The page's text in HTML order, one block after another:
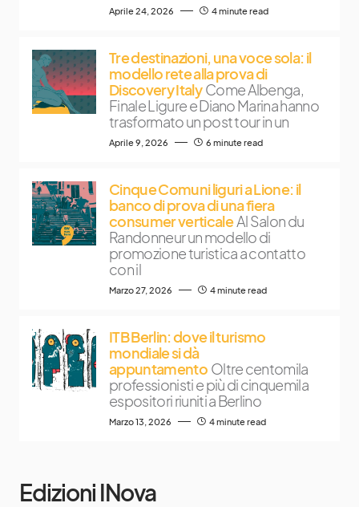
Aprile 24, 2026 4 minute read
Tre destinazioni, una voce sola: il
modello rete alla prova di
Discovery Italy Come Albenga,
Finale Ligure e Diano Marina hanno
trasformato un post tour in un
Aprile 9, 2026 6 minute read
Cinque Comuni liguri a Lione: il
banco di prova di una fiera
consumer verticale Al Salon du
Randonneur un modello di
promozione turistica a contatto
con il
Marzo 27, 2026 4 minute read
ITB Berlin: dove il turismo
mondiale si dà
appuntamento Oltre centomila
professionisti e più di cinquemila
espositori riuniti a Berlino
Marzo 13, 2026 4 minute read
Edizioni INova